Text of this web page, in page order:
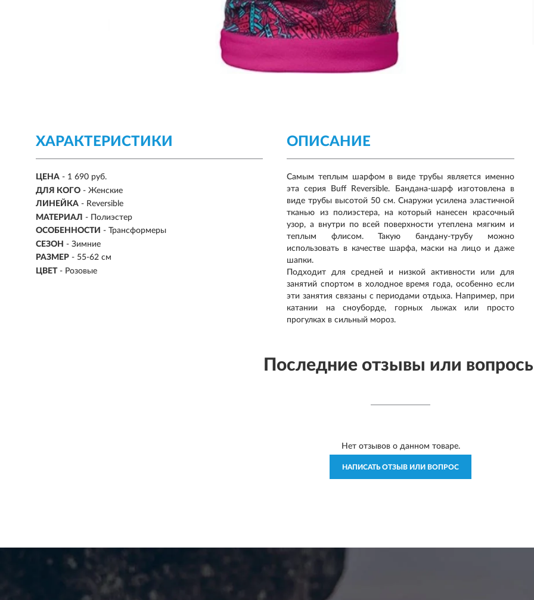
ХАРАКТЕРИСТИКИ
ЦЕНА - 1 690 руб.
ДЛЯ КОГО - Женские
ЛИНЕЙКА - Reversible
МАТЕРИАЛ - Полиэстер
ОСОБЕННОСТИ - Трансформеры
СЕЗОН - Зимние
РАЗМЕР - 55-62 см
ЦВЕТ - Розовые
ОПИСАНИЕ
Самым теплым шарфом в виде трубы является именно
эта серия Buff Reversible. Бандана-шарф изготовлена в
виде трубы высотой 50 см. Снаружи усилена эластичной
тканью из полиэстера, на который нанесен красочный
узор, а внутри по всей поверхности утеплена мягким и
теплым флисом. Такую бандану-трубу можно
использовать в качестве шарфа, маски на лицо и даже
шапки.
Подходит для средней и низкой активности или для
занятий спортом в холодное время года, особенно если
эти занятия связаны с периодами отдыха. Например, при
катании на сноуборде, горных лыжах или просто
прогулках в сильный мороз.
Последние отзывы или
Нет отзывов о данном товаре.
НАПИСАТЬ ОТЗЫВ ИЛИ ВОПРОС